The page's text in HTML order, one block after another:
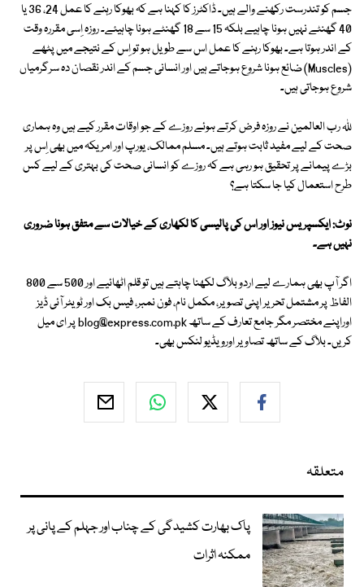
جسم کو تندرست رکھنے والے ہیں۔ ڈاکٹرز کا کہنا ہے کہ بھوکا رہنے کا عمل 24، 36 یا
40 گھنٹے نہیں ہونا چاہیے بلکہ 15 سے 18 گھنٹے ہونا چاہیئے۔ روزہ اِسی مقررہ وقت
کے اندر ہوتا ہے۔ بھوکا رہنے کا عمل اس سے طویل ہو تو اِس کے نتیجے میں پٹھے
(Muscles) ضائع ہونا شروع ہوجاتے ہیں اور انسانی جسم کے اندر نقصان دہ سرگرمیاں
شروع ہوجاتی ہیں۔
ﷲ رب العالمین نے روزہ فرض کرتے ہوئے روزے کے جو اوقات مقرر کیے ہیں وہ ہماری
صحت کے لیے مفید ثابت ہوتے ہیں۔ مسلم ممالک، یورپ اور امریکہ میں بھی اِس پر
بڑے پیمانے پر تحقیق ہو رہی ہے کہ روزے کو انسانی صحت کی بہتری کے لیے کس
طرح استعمال کیا جا سکتا ہے؟
نوٹ: ایکسپریس نیوز اور اس کی پالیسی کا لکھاری کے خیالات سے متفق ہونا ضروری
نہیں ہے۔
اگر آپ بھی ہمارے لیے اردو بلاگ لکھنا چاہتے ہیں تو قلم اٹھائیے اور 500 سے 800
الفاظ پر مشتمل تحریر اپنی تصویر، مکمل نام، فون نمبر، فیس بک اور ٹویٹر آئی ڈیز
اوراپنے مختصر مگر جامع تعارف کے ساتھblog@express.com.pkپر ای میل
کریں۔ بلاگ کے ساتھ تصاویر اورویڈیو لنکس بھی۔
متعلقہ
پاک بھارت کشیدگی کے چناب اور جہلم کے پانی پر
ممکنہ اثرات